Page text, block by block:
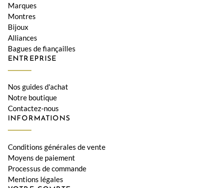
Marques
Montres
Bijoux
Alliances
Bagues de fiançailles
ENTREPRISE
Nos guides d'achat
Notre boutique
Contactez-nous
INFORMATIONS
Conditions générales de vente
Moyens de paiement
Processus de commande
Mentions légales